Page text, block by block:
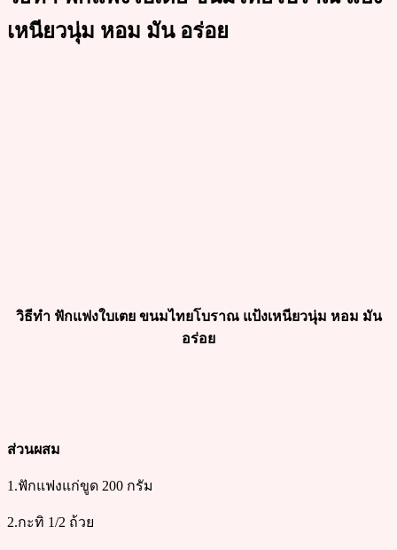
เหนียวนุ่ม หอม มัน อร่อย
วิธีทำ ฟักแฟงใบเตย ขนมไทยโบราณ แป้งเหนียวนุ่ม หอม มัน
อร่อย
ส่วนผสม
1.ฟักแฟงแก่ขูด 200 กรัม
2.กะทิ 1/2 ถ้วย